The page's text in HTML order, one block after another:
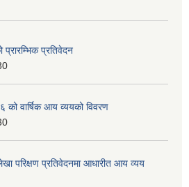
प्रतिवेदन
को वार्षिक आय व्ययको विवरण
परिक्षण प्रतिवेदनमा आधारीत आय व्यय